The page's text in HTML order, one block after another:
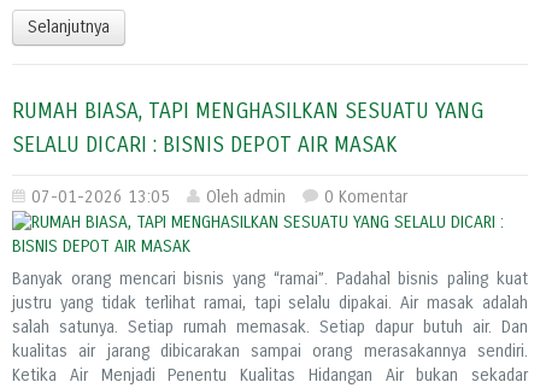
Selanjutnya
RUMAH BIASA, TAPI MENGHASILKAN SESUATU YANG
SELALU DICARI : BISNIS DEPOT AIR MASAK
07-01-2026 13:05 Oleh admin 0 Komentar
Banyak orang mencari bisnis yang “ramai”. Padahal bisnis paling kuat
justru yang tidak terlihat ramai, tapi selalu dipakai. Air masak adalah
salah satunya. Setiap rumah memasak. Setiap dapur butuh air. Dan
kualitas air jarang dibicarakan sampai orang merasakannya sendiri.
Ketika Air Menjadi Penentu Kualitas Hidangan Air bukan sekadar